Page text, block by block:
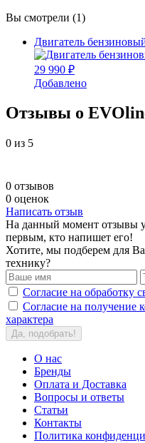
Вы смотрели (1)
Двигатель
29 990 ₽
Добавлено
Отзывы о
0 из 5
0 отзывов
0 оценок
Написать отзыв
На данный момент отзывы у
первым, кто напишет его!
Хотите, мы подберем для
технику?
Согласие на обработку
Согласие на
характера
Да, подобрать!
О нас
Бренды
Оплата и Доставка
Вопросы и ответы
Статьи
Контакты
Политика